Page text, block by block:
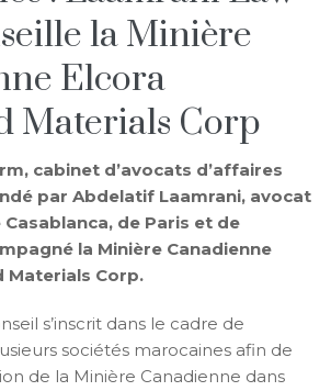
la Minière
Elcora
Materials Corp
cabinet d’avocats d’affaires
par Abdelatif Laamrani, avocat
de Paris et de
la Minière Canadienne
Materials Corp.
s’inscrit dans le cadre de
sociétés marocaines afin de
de la Minière Canadienne dans